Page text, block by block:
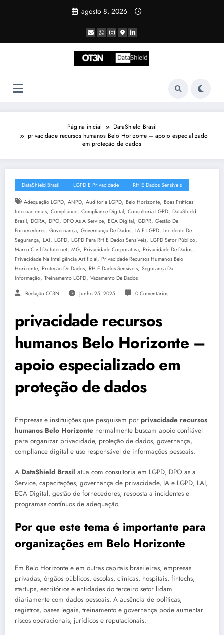
agosto 8, 2026
Página inicial
DataShield Brasil
privacidade recursos humanos Belo Horizonte – apoio especializado
em proteção de dados
DataShield Brasil LGPD E Privacidade RH E Dados Sensíveis
Adequação LGPD, ANPD, Auditoria LGPD, Belo Horizonte, Boas Práticas
Internacionais, Compliance, Compliance Digital, Consultoria LGPD, DataShield
Brasil, DORA, DPO, DPO As A Service, ECA Digital, GDPR, Gestão De
Fornecedores, Governança, Governança De Dados, IA E LGPD, Incidente De
Segurança, LAI, LGPD, LGPD Para RH E Dados Sensíveis, LGPD Setor Público,
Marco Civil Da Internet, MG, Privacidade Corporativa, Privacidade De Dados,
Privacidade Na Inteligência Artificial, Privacidade Recursos Humanos Belo
Horizonte, Proteção De Dados, RH E Dados Sensíveis, Segurança Da
Informação, Treinamento LGPD, Vazamento De Dados
Redação OT3N Junho 25, 2025 0 Comentários
privacidade recursos
humanos Belo Horizonte –
apoio especializado em
proteção de dados
Empresas e instituições que pesquisam por privacidade recursos
humanos Belo Horizonte normalmente buscam apoio confiável
para organizar privacidade, proteção de dados, governança,
compliance digital e uso responsável de informações pessoais.
A DataShield Brasil atua com consultoria em LGPD, DPO as a
Service, capacitações, governança de privacidade, IA e LGPD, LAI,
ECA Digital, gestão de fornecedores, resposta a incidentes e
programas contínuos de adequação.
Por que este tema é importante para
organizações em Belo Horizonte
Em Belo Horizonte e em outras capitais brasileiras, empresas
privadas, órgãos públicos, escolas, clínicas, hospitais, fintechs,
startups, escritórios e entidades do terceiro setor lidam
diariamente com dados pessoais. A ausência de políticas,
registros, bases legais, treinamento e governança pode aumentar
riscos operacionais, jurídicos e reputacionais.